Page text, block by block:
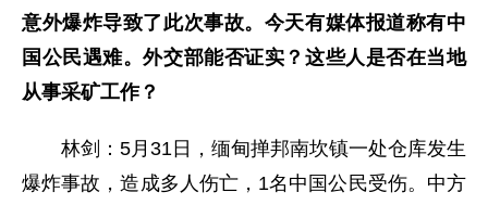
意外爆炸导致了此次事故。今天有媒体报道称有中
国公民遇难。外交部能否证实？这些人是否在当地
从事采矿工作？
林剑：5月31日，缅甸掸邦南坎镇一处仓库发生
爆炸事故，造成多人伤亡，1名中国公民受伤。中方